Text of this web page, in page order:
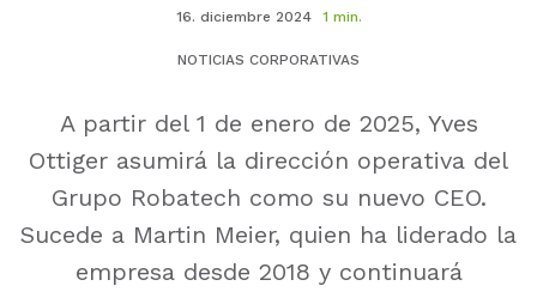
16. diciembre 2024 1 min.
NOTICIAS CORPORATIVAS
A partir del 1 de enero de 2025, Yves
Ottiger asumirá la dirección operativa del
Grupo Robatech como su nuevo CEO.
Sucede a Martin Meier, quien ha liderado la
empresa desde 2018 y continuará